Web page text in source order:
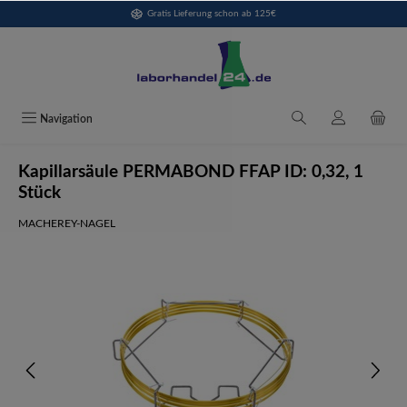
Gratis Lieferung schon ab 125€
Navigation
Kapillarsäule PERMABOND FFAP ID: 0,32, 1
Stück
MACHEREY-NAGEL